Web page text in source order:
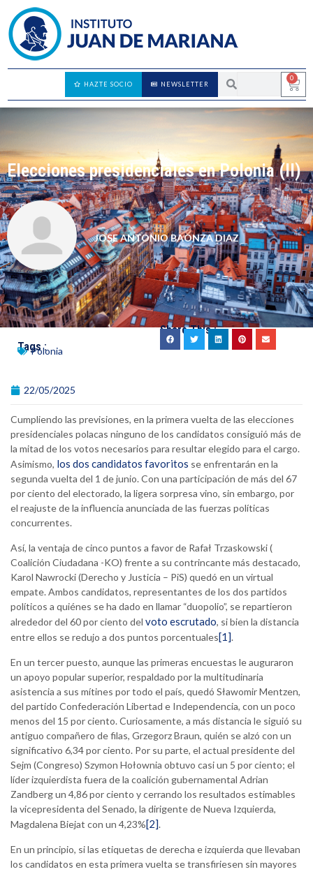
0
NEWSLETTER
HAZTE SOCIO
Elecciones presidenciales en Polonia (II)
JOSE ANTONIO BAONZA DIAZ
Tags :Polonia
Share This :
22/05/2025
Cumpliendo las previsiones, en la primera vuelta de las elecciones
presidenciales polacas ninguno de los candidatos consiguió más de
la mitad de los votos necesarios para resultar elegido para el cargo.
Asimismo, los dos candidatos favoritos se enfrentarán en la
segunda vuelta del 1 de junio. Con una participación de más del 67
por ciento del electorado, la ligera sorpresa vino, sin embargo, por
el reajuste de la influencia anunciada de las fuerzas políticas
concurrentes.
Así, la ventaja de cinco puntos a favor de Rafał Trzaskowski (
Coalición Ciudadana -KO) frente a su contrincante más destacado,
Karol Nawrocki (Derecho y Justicia – PiS) quedó en un virtual
empate. Ambos candidatos, representantes de los dos partidos
políticos a quiénes se ha dado en llamar “duopolio”, se repartieron
alrededor del 60 por ciento del voto escrutado, si bien la distancia
entre ellos se redujo a dos puntos porcentuales[1].
En un tercer puesto, aunque las primeras encuestas le auguraron
un apoyo popular superior, respaldado por la multitudinaria
asistencia a sus mítines por todo el país, quedó Sławomir Mentzen,
del partido Confederación Libertad e Independencia, con un poco
menos del 15 por ciento. Curiosamente, a más distancia le siguió su
antiguo compañero de filas, Grzegorz Braun, quién se alzó con un
significativo 6,34 por ciento. Por su parte, el actual presidente del
Sejm (Congreso) Szymon Hołownia obtuvo casi un 5 por ciento; el
líder izquierdista fuera de la coalición gubernamental Adrian
Zandberg un 4,86 por ciento y cerrando los resultados estimables
la vicepresidenta del Senado, la dirigente de Nueva Izquierda,
Magdalena Biejat con un 4,23%[2].
En un principio, si las etiquetas de derecha e izquierda que llevaban
los candidatos en esta primera vuelta se transfiriesen sin mayores